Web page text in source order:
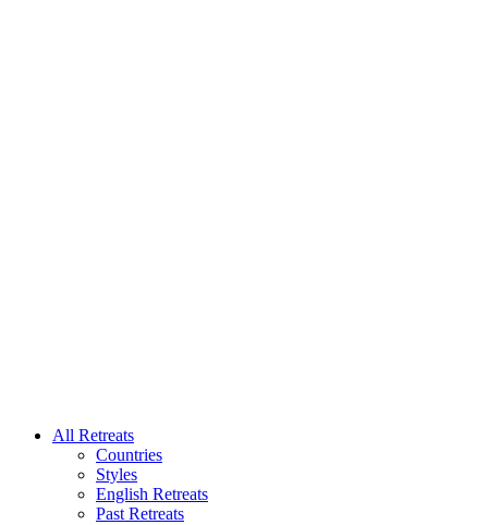
All Retreats
Countries
Styles
English Retreats
Past Retreats